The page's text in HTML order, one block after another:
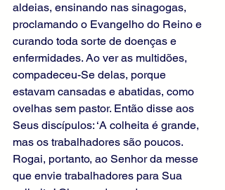
aldeias, ensinando nas sinagogas,
proclamando o Evangelho do Reino e
curando toda sorte de doenças e
enfermidades. Ao ver as multidões,
compadeceu-Se delas, porque
estavam cansadas e abatidas, como
ovelhas sem pastor. Então disse aos
Seus discípulos: ‘A colheita é grande,
mas os trabalhadores são poucos.
Rogai, portanto, ao Senhor da messe
que envie trabalhadores para Sua